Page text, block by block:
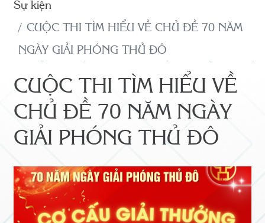
Sự kiện
CUỘC THI TÌM HIỂU VỀ CHỦ ĐỀ 70 NĂM
NGÀY GIẢI PHÓNG THỦ ĐÔ
CUỘC THI TÌM HIỂU VỀ
CHỦ ĐỀ 70 NĂM NGÀY
GIẢI PHÓNG THỦ ĐÔ